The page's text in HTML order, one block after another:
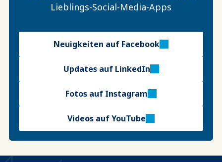
Lieblings-Social-Media-Apps
Neuigkeiten auf Facebook
Updates auf LinkedIn
Fotos auf Instagram
Videos auf YouTube